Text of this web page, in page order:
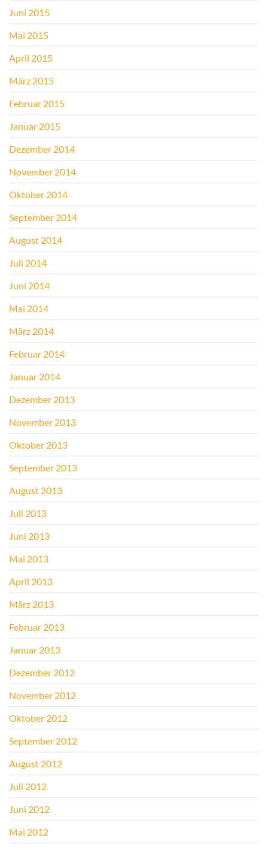
Juni 2015
Mai 2015
April 2015
März 2015
Februar 2015
Januar 2015
Dezember 2014
November 2014
Oktober 2014
September 2014
August 2014
Juli 2014
Juni 2014
Mai 2014
März 2014
Februar 2014
Januar 2014
Dezember 2013
November 2013
Oktober 2013
September 2013
August 2013
Juli 2013
Juni 2013
Mai 2013
April 2013
März 2013
Februar 2013
Januar 2013
Dezember 2012
November 2012
Oktober 2012
September 2012
August 2012
Juli 2012
Juni 2012
Mai 2012